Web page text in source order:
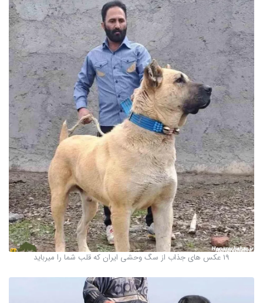
19 عکس های جذاب از سگ وحشی ایران که قلب شما را میرباید